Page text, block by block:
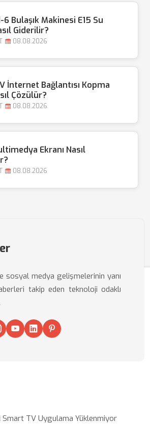
6 Bulaşık Makinesi E15 Su
Giderilir?
08.08.2026
İnternet Bağlantısı Kopma
Çözülür?
08.08.2026
Ekranı Nasıl
08.08.2026
sosyal medya gelişmelerinin yanı
takip eden teknoloji odaklı
Smart TV Uygulama Yüklenmiyor